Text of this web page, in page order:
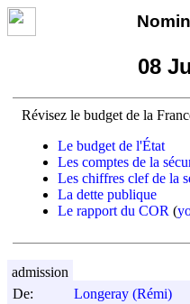
08
Révisez le budget de la
Le budget de l'État
Les comptes de la
Les chiffres clef de la
La dette publique
Le rapport du COR (
De:
Longeray (Rémi)
admission